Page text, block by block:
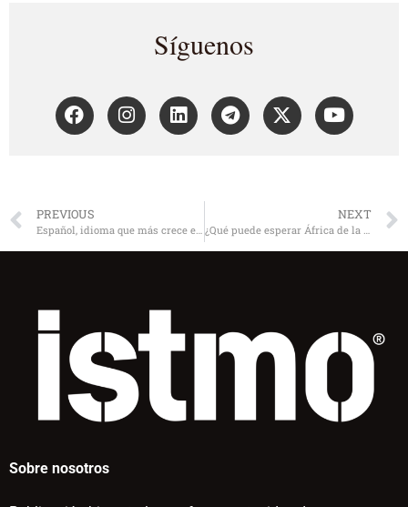
Síguenos
PREVIOUS NEXT
Sobre nosotros